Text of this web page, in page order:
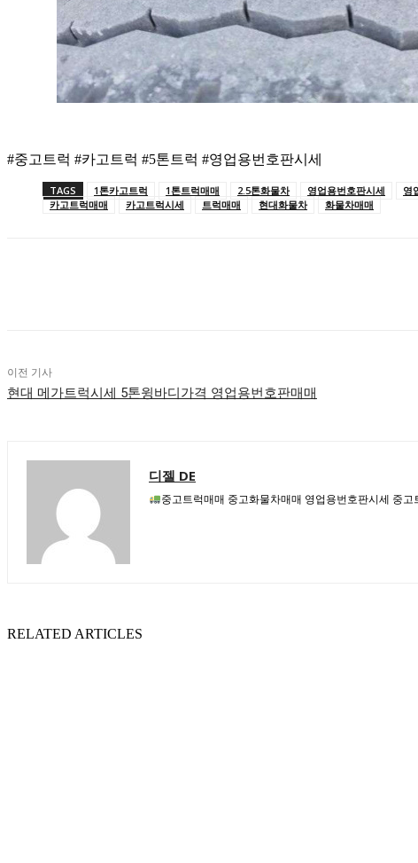
#중고트럭 #카고트럭 #5톤트럭 #영업용번호판시세
TAGS 1톤카고트럭 1톤트럭매매 2.5톤화물차 영업용번호판시세 영
카고트럭매매
카고트럭시세 트럭매매 현대화물차 화물차매매
이전 기사
현대 메가트럭시세 5톤윙바디가격 영업용번호판매매
디젤 DE
중고트럭매매 중고화물차매매 영업용번호판시세 중고
RELATED ARTICLES